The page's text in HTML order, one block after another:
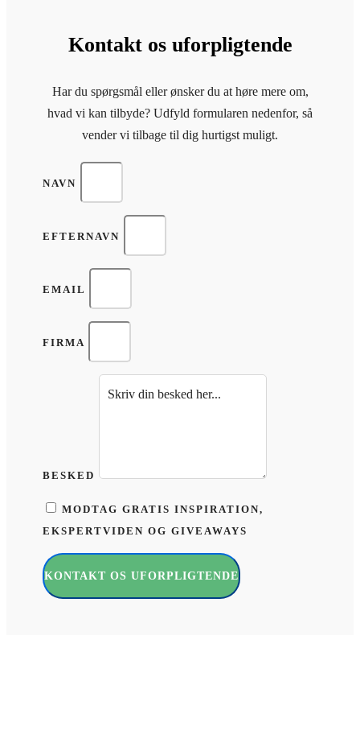
Kontakt os uforpligtende
Har du spørgsmål eller ønsker du at høre mere om,
hvad vi kan tilbyde? Udfyld formularen nedenfor, så
vender vi tilbage til dig hurtigst muligt.
NAVN
EFTERNAVN
EMAIL
FIRMA
BESKED
MODTAG GRATIS INSPIRATION,
EKSPERTVIDEN OG GIVEAWAYS
KONTAKT OS UFORPLIGTENDE